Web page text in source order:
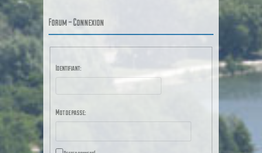
Forum – Connexion
Identifiant:
Mot de passe: